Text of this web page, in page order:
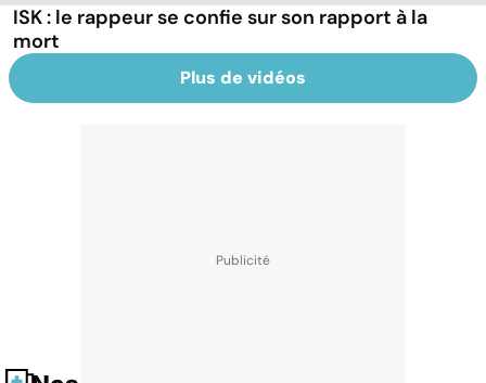
ISK : le rappeur se confie sur son rapport à la
mort
Plus de vidéos